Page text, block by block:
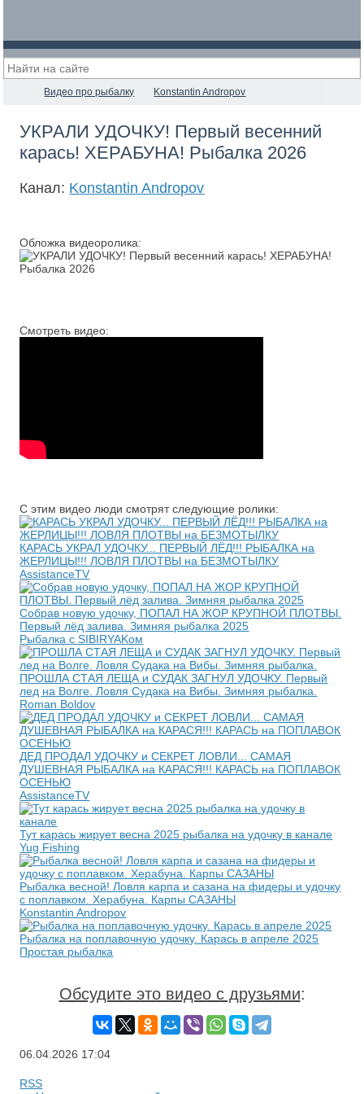
Видео про рыбалку Konstantin Andropov
УКРАЛИ УДОЧКУ! Первый весенний
карась! ХЕРАБУНА! Рыбалка 2026
Канал: Konstantin Andropov
Обложка видеоролика:
Смотреть видео:
С этим видео люди смотрят следующие ролики:
КАРАСЬ УКРАЛ УДОЧКУ... ПЕРВЫЙ ЛЁД!!! РЫБАЛКА на
ЖЕРЛИЦЫ!!! ЛОВЛЯ ПЛОТВЫ на БЕЗМОТЫЛКУ
AssistanceTV
Собрав новую удочку, ПОПАЛ НА ЖОР КРУПНОЙ ПЛОТВЫ.
Первый лёд залива. Зимняя рыбалка 2025
Рыбалка с SIBIRYAKом
ПРОШЛА СТАЯ ЛЕЩА и СУДАК ЗАГНУЛ УДОЧКУ. Первый
лед на Волге. Ловля Судака на Вибы. Зимняя рыбалка.
Roman Boldov
ДЕД ПРОДАЛ УДОЧКУ и СЕКРЕТ ЛОВЛИ... САМАЯ
ДУШЕВНАЯ РЫБАЛКА на КАРАСЯ!!! КАРАСЬ на ПОПЛАВОК
ОСЕНЬЮ
AssistanceTV
Тут карась жирует весна 2025 рыбалка на удочку в канале
Yug Fishing
Рыбалка весной! Ловля карпа и сазана на фидеры и удочку
с поплавком. Херабуна. Карпы САЗАНЫ
Konstantin Andropov
Рыбалка на поплавочную удочку. Карась в апреле 2025
Простая рыбалка
Обсудите это видео с друзьями:
06.04.2026 17:04
RSS